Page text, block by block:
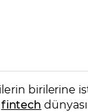
birilerine
fintech